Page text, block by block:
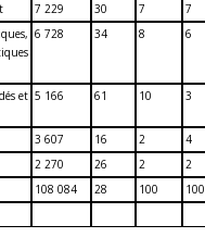
7 229 30 7 7
6 728 34 8 6
et 5 166 61 10 3
3 607 16 2 4
2 270 26 2 2
108 084 28 100 100